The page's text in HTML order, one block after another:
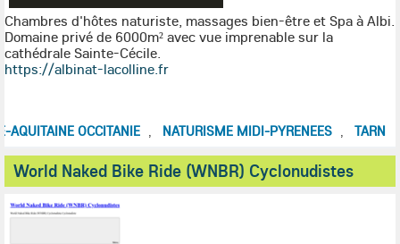
Chambres d'hôtes naturiste, massages bien-être et Spa à Albi.
Domaine privé de 6000m² avec vue imprenable sur la
cathédrale Sainte-Cécile.
https://albinat-lacolline.fr
AQUITAINE OCCITANIE NATURISME MIDI-PYRENEES TARN
World Naked Bike Ride (WNBR) Cyclonudistes